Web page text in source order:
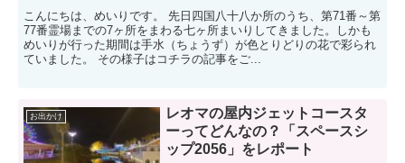
こんにちは、めいりです。 先日四国八十八か所のうち、第71番～第
77番霊場までの7ヶ所をまわる七ヶ所まいりしてきました。しかも
めいりが行った期間は手水（ちょうず）が色とりどりの花で彩られ
ていました。 その様子はコチラの記事をご...
お出かけ
レオマの屋内ジェットコースタ
ーってどんなの？「スペースシ
ップ2056」をレポート